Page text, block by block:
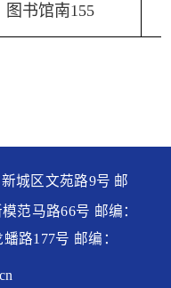
图书馆南155
城区文苑路9号 邮
范马路66号 邮编：
路177号 邮编：